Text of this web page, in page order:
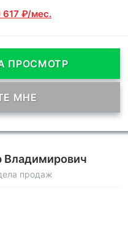
617 ₽/мес.
ПРОСМОТР
МНЕ
Владимирович
продаж